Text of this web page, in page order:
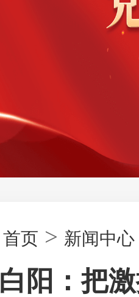
首页 > 新闻中心
白阳：把